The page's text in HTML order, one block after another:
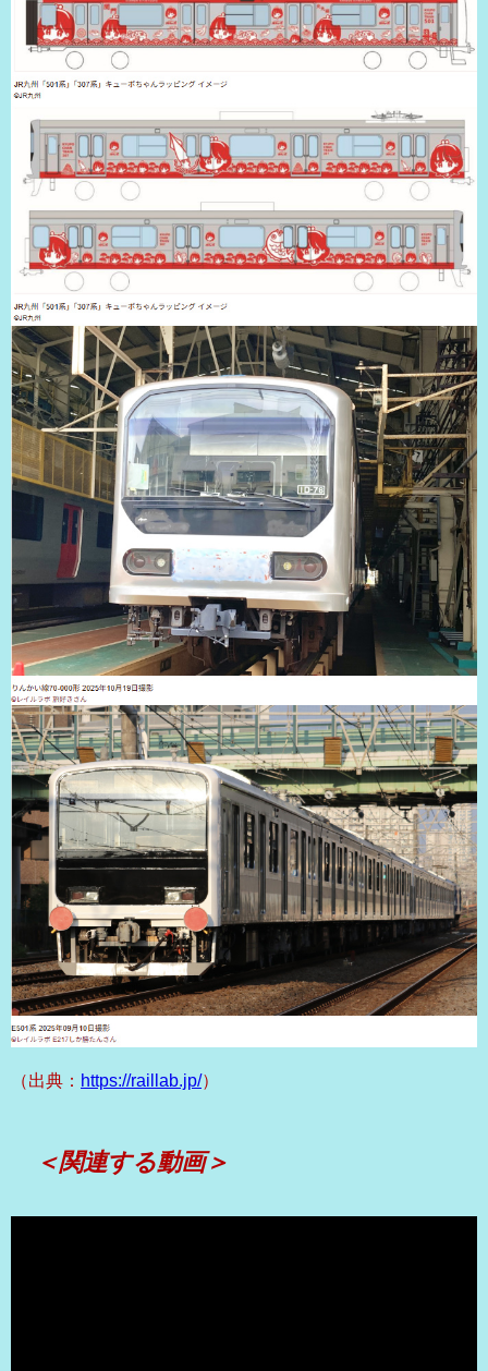
（出典： https://raillab.jp/）
＜関連する動画＞